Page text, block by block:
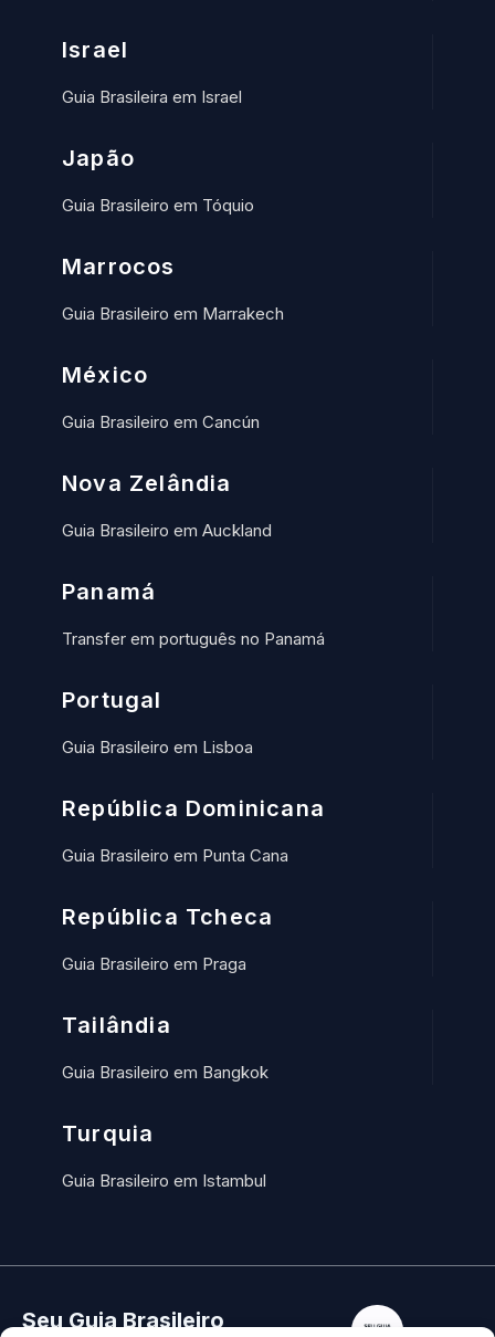
Israel
Guia Brasileira em Israel
Japão
Guia Brasileiro em Tóquio
Marrocos
Guia Brasileiro em Marrakech
México
Guia Brasileiro em Cancún
Nova Zelândia
Guia Brasileiro em Auckland
Panamá
Transfer em português no Panamá
Portugal
Guia Brasileiro em Lisboa
República Dominicana
Guia Brasileiro em Punta Cana
República Tcheca
Guia Brasileiro em Praga
Tailândia
Guia Brasileiro em Bangkok
Turquia
Guia Brasileiro em Istambul
Seu Guia Brasileiro